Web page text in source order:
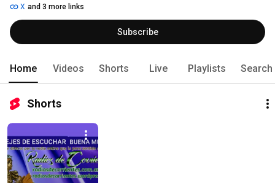
X and 3 more links
Subscribe
Home Videos Shorts Live Playlists Search
Shorts